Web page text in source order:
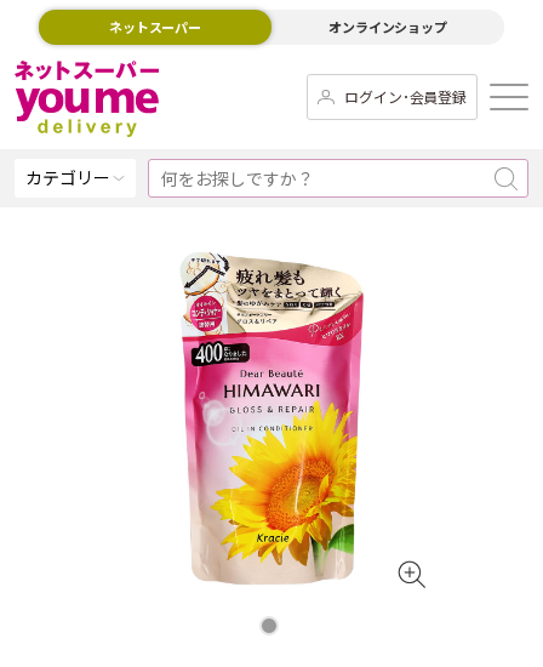
ネットスーパー オンラインショップ
ログイン･会員登録
カテゴリー